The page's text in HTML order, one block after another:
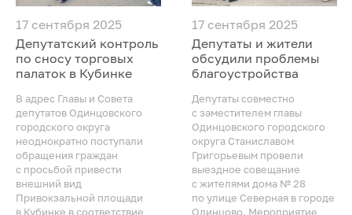
17 сентября 2025
Депутатский контроль
по сносу торговых
палаток в Кубинке
В адрес Главы и Совета
депутатов Одинцовского
городского округа
неоднократно поступали
обращения граждан
с просьбой привести
внешний вид
Привокзальной площади
в Кубинке в соответствие
17 сентября 2025
Депутаты и жители
обсудили проблемы
благоустройства
Депутаты совместно
с заместителем главы
Одинцовского городского
округа Станиславом
Григорьевым провели
выездное совещание
с жителями дома № 28
по улице Северная в городе
Одинцово. Мероприятие